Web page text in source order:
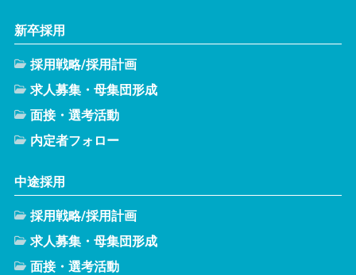
新卒採用
採用戦略/採用計画
求人募集・母集団形成
面接・選考活動
内定者フォロー
中途採用
採用戦略/採用計画
求人募集・母集団形成
面接・選考活動